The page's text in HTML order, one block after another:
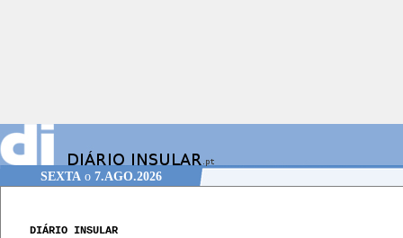
SEXTA o 7.AGO.2026
DIÁRIO INSULAR